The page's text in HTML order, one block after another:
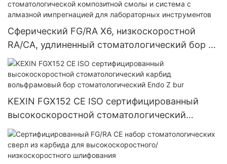
Сферический FG/RA X6, низкоскоростной
RA/CA, удлиненный стоматологический бор из
карбида вольфрама ISO 500 205 001 001 018
Полировальные круги из стоматологической
композитной смолы и система с алмазной
импрегнацией для лабораторных
инструментов
KEXIN FGX152 CE ISO сертифицированный
высокоскоростной стоматологический
карбид вольфрамовый бор
стоматологический Endo Z bur